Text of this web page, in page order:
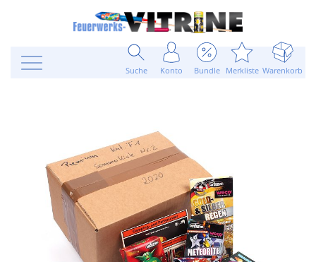
Suche Konto Bundle Merkliste Warenkorb